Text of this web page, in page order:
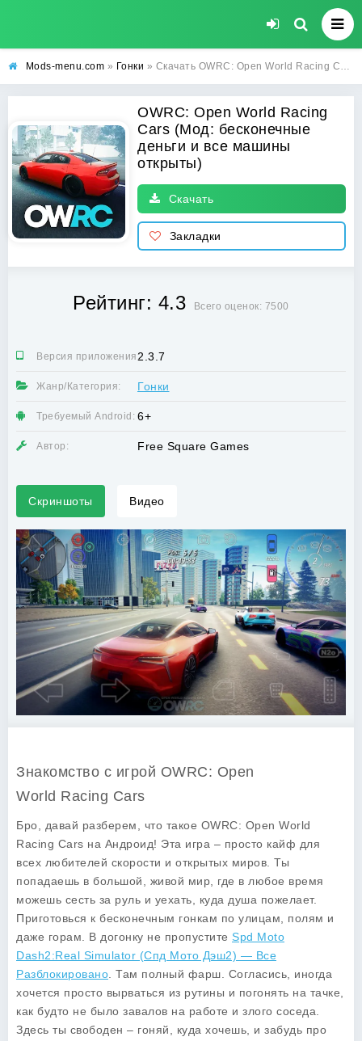
Mods-menu.com » Гонки » Скачать OWRC: Open World Racing Cars взлом на бесконечные деньги и все машины открыты для Андроид
OWRC: Open World Racing
Cars (Мод: бесконечные
деньги и все машины
открыты)
Скачать
Закладки
Рейтинг: 4.3 Всего оценок: 7500
Версия приложения:2.3.7
Жанр/Категория: Гонки
Требуемый Android: 6+
Автор: Free Square Games
Скриншоты Видео
Знакомство с игрой OWRC: Open
World Racing Cars
Бро, давай разберем, что такое OWRC: Open World
Racing Cars на Андроид! Эта игра – просто кайф для
всех любителей скорости и открытых миров. Ты
попадаешь в большой, живой мир, где в любое время
можешь сесть за руль и уехать, куда душа пожелает.
Приготовься к бесконечным гонкам по улицам, полям и
даже горам. В догонку не пропустите Spd Moto
Dash2:Real Simulator (Спд Мото Дэш2) — Все
Разблокировано . Там полный фарш. Согласись, иногда
хочется просто вырваться из рутины и погонять на тачке,
как будто не было завалов на работе и злого соседа.
Здесь ты свободен – гоняй, куда хочешь, и забудь про